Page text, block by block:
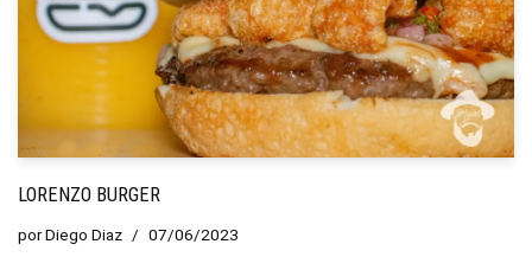
LORENZO BURGER
porDiego Diaz 07/06/2023